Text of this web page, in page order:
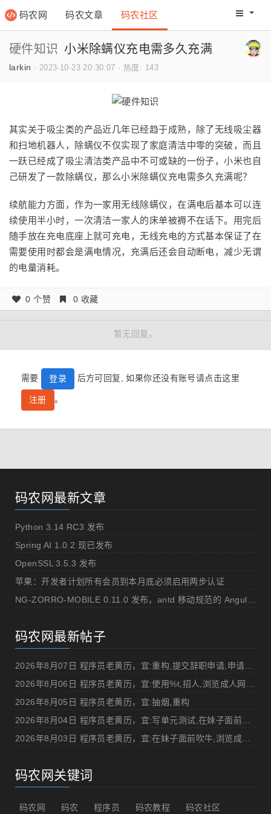
码农网 码农文章 码农社区 码农网
硬件知识 小米除螨仪充电需多久充满
larkin · 2023-10-23 20:30:07 · 热度: 143
其实关于吸尘类的产品近几年已经趋于成熟，除了无线吸尘器
和扫地机器人，除螨仪不仅实现了家庭清洁中零的突破，而且
一跃已经成了吸尘清洁类产品中不可或缺的一份子，小米也自
己研发了一款除螨仪，那么小米除螨仪充电需多久充满呢？
续航能力方面，作为一家用无线除螨仪，在满电后基本可以连
续使用半小时，一次清洁一家人的床单被褥不在话下。用完后
随手放在充电底座上就可充电，无线充电的方式基本保证了在
需要使用时都会是满电情况，充满后还会自动断电，减少无谓
的电量消耗。
0 个赞 0 收藏
暂无回复。
需要 登录 后方可回复, 如果你还没有账号请点击这里
注册 。
码农网最新文章
Python 3.14 RC3 发布
Spring AI 1.0.2 现已发布
OpenSSL 3.5.3 发布
苹果：开发者计划所有会员到本月底必须启用两步认证
码农网最新帖子
2026年8月05日 程序员老黄历，宜:抽烟,重构
码农网关键词
码农网 码农 程序员 码农教程 码农社区